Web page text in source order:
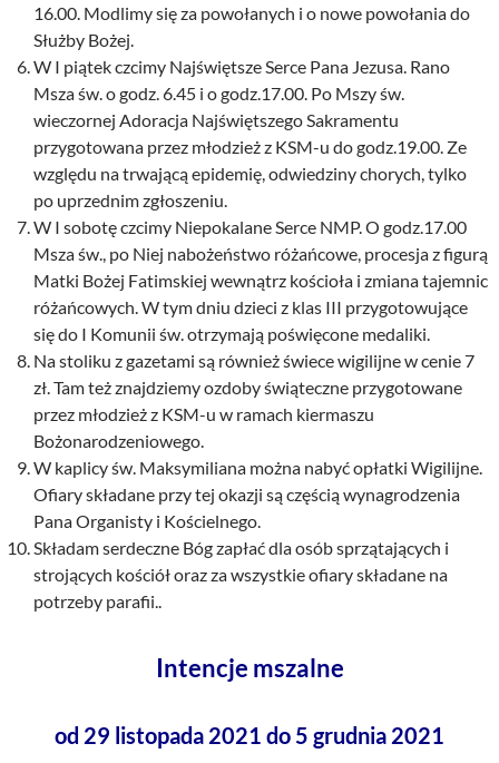
16.00. Modlimy się za powołanych i o nowe powołania do
Służby Bożej.
W I piątek czcimy Najświętsze Serce Pana Jezusa. Rano
Msza św. o godz. 6.45 i o godz.17.00. Po Mszy św.
wieczornej Adoracja Najświętszego Sakramentu
przygotowana przez młodzież z KSM-u do godz.19.00. Ze
względu na trwającą epidemię, odwiedziny chorych, tylko
po uprzednim zgłoszeniu.
W I sobotę czcimy Niepokalane Serce NMP. O godz.17.00
Msza św., po Niej nabożeństwo różańcowe, procesja z figurą
Matki Bożej Fatimskiej wewnątrz kościoła i zmiana tajemnic
różańcowych. W tym dniu dzieci z klas III przygotowujące
się do I Komunii św. otrzymają poświęcone medaliki.
Na stoliku z gazetami są również świece wigilijne w cenie 7
zł. Tam też znajdziemy ozdoby świąteczne przygotowane
przez młodzież z KSM-u w ramach kiermaszu
Bożonarodzeniowego.
W kaplicy św. Maksymiliana można nabyć opłatki Wigilijne.
Ofiary składane przy tej okazji są częścią wynagrodzenia
Pana Organisty i Kościelnego.
Składam serdeczne Bóg zapłać dla osób sprzątających i
strojących kościół oraz za wszystkie ofiary składane na
potrzeby parafii..
Intencje mszalne
od 29 listopada 2021 do 5 grudnia 2021